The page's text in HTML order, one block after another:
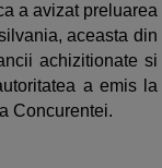
a avizat preluarea
aceasta din
achizitionate si
a emis la
Concurentei.